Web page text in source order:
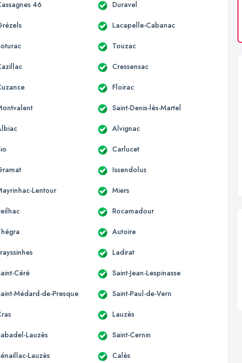
46 Duravel
Lacapelle-Cabanac
Touzac
Cressensac
Floirac
Saint-Denis-lès-Martel
Alvignac
Carlucet
Issendolus
Lentour Miers
Rocamadour
Autoire
Ladirat
Céré Saint-Jean-Lespinasse
Médard-de-Presque Saint-Paul-de-Vern
Lauzès
Lauzès Saint-Cernin
Lauzès Calès